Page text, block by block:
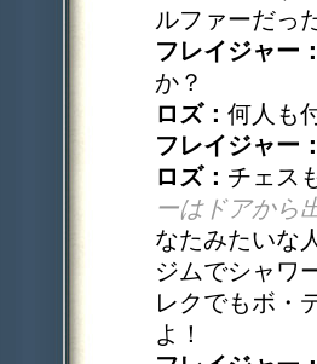
ルファーだっ
フレイジャー
か？
ロズ： 何人も
フレイジャー
ロズ： チェス
ーはドアから
なたみたいな
ジムでシャワ
レクでもボ・
よ！